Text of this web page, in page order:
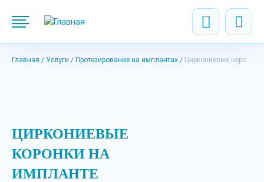
Главная Услуги Протезирование на имплантах Циркониевые коронки на импланте
ЦИРКОНИЕВЫЕ
КОРОНКИ НА
ИМПЛАНТЕ